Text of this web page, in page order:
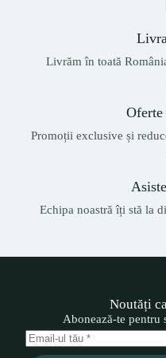
Livrăm în toată
Promoții exclusive și
Echipa noastră îți stă la
Noutăți
Abonează-te pentru